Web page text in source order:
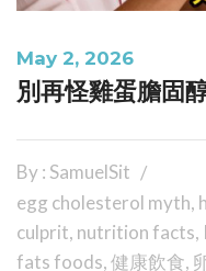
May 2, 2026
別再怪雞蛋膽固
By : SamuelSit
egg cholesterol myth,
culprit, nutrition facts,
fats foods,健康飲食,